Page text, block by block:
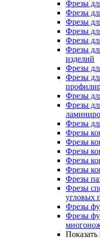
Фрезы
Фрезы
Фрезы
Фрезы
Фрезы
Фрезы
изделий
Фрезы
Фрезы
Фрезы
Фрезы
Фрезы
Фрезы
Фрезы
Фрезы
Фрезы
Фрезы
Фрезы
Фрезы
угловых
Фрезы
Фрезы
Показать